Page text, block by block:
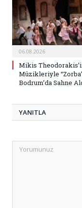
06.08.2026
Mikis
Müzikleriyle
Bodrum’da Sahne
YANITLA